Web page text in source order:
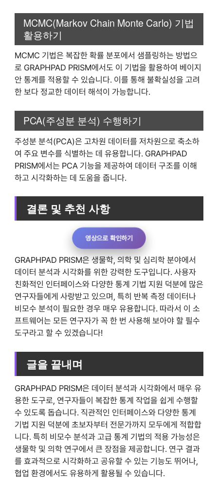
MCMC(Markov Chain Monte Carlo) 기법
활용하기
MCMC 기법은 복잡한 확률 분포에서 샘플링하는 방법으
로 GRAPHPAD PRISM에서도 이 기법을 활용하여 베이지
안 통계를 적용할 수 있습니다. 이를 통해 불확실성을 고려
한 보다 정교한 데이터 해석이 가능합니다.
PCA(주성분 분석) 수행하기
주성분 분석(PCA)은 고차원 데이터를 저차원으로 축소하
여 주요 변수를 식별하는 데 유용합니다. GRAPHPAD
PRISM에서는 PCA 기능을 제공하여 데이터 구조를 이해
하고 시각화하는 데 도움을 줍니다.
결론 및 추천 사항
영상으로 확인하기
GRAPHPAD PRISM은 생물학, 의학 및 심리학 분야에서
데이터 분석과 시각화를 위한 강력한 도구입니다. 사용자
친화적인 인터페이스와 다양한 통계 기법 지원 덕분에 많은
연구자들에게 사랑받고 있으며, 특히 반복 측정 데이터나
비모수 분석이 필요한 경우 매우 유용합니다. 따라서 이 소
프트웨어는 모든 연구자가 꼭 한 번 사용해 보아야 할 필수
도구라고 할 수 있겠습니다!
글을 끝내며
GRAPHPAD PRISM은 데이터 분석과 시각화에서 매우 유
용한 도구로, 연구자들이 복잡한 통계 작업을 쉽게 수행할
수 있도록 돕습니다. 직관적인 인터페이스와 다양한 통계
기법 지원 덕분에 초보자부터 전문가까지 모두에게 적합합
니다. 특히 비모수 분석과 고급 통계 기법의 적용 가능성은
생물학 및 의학 연구에서 큰 장점을 제공합니다. 연구 결과
를 효과적으로 시각화하고 공유할 수 있는 기능도 뛰어나,
협업 환경에서도 유용하게 활용될 수 있습니다.